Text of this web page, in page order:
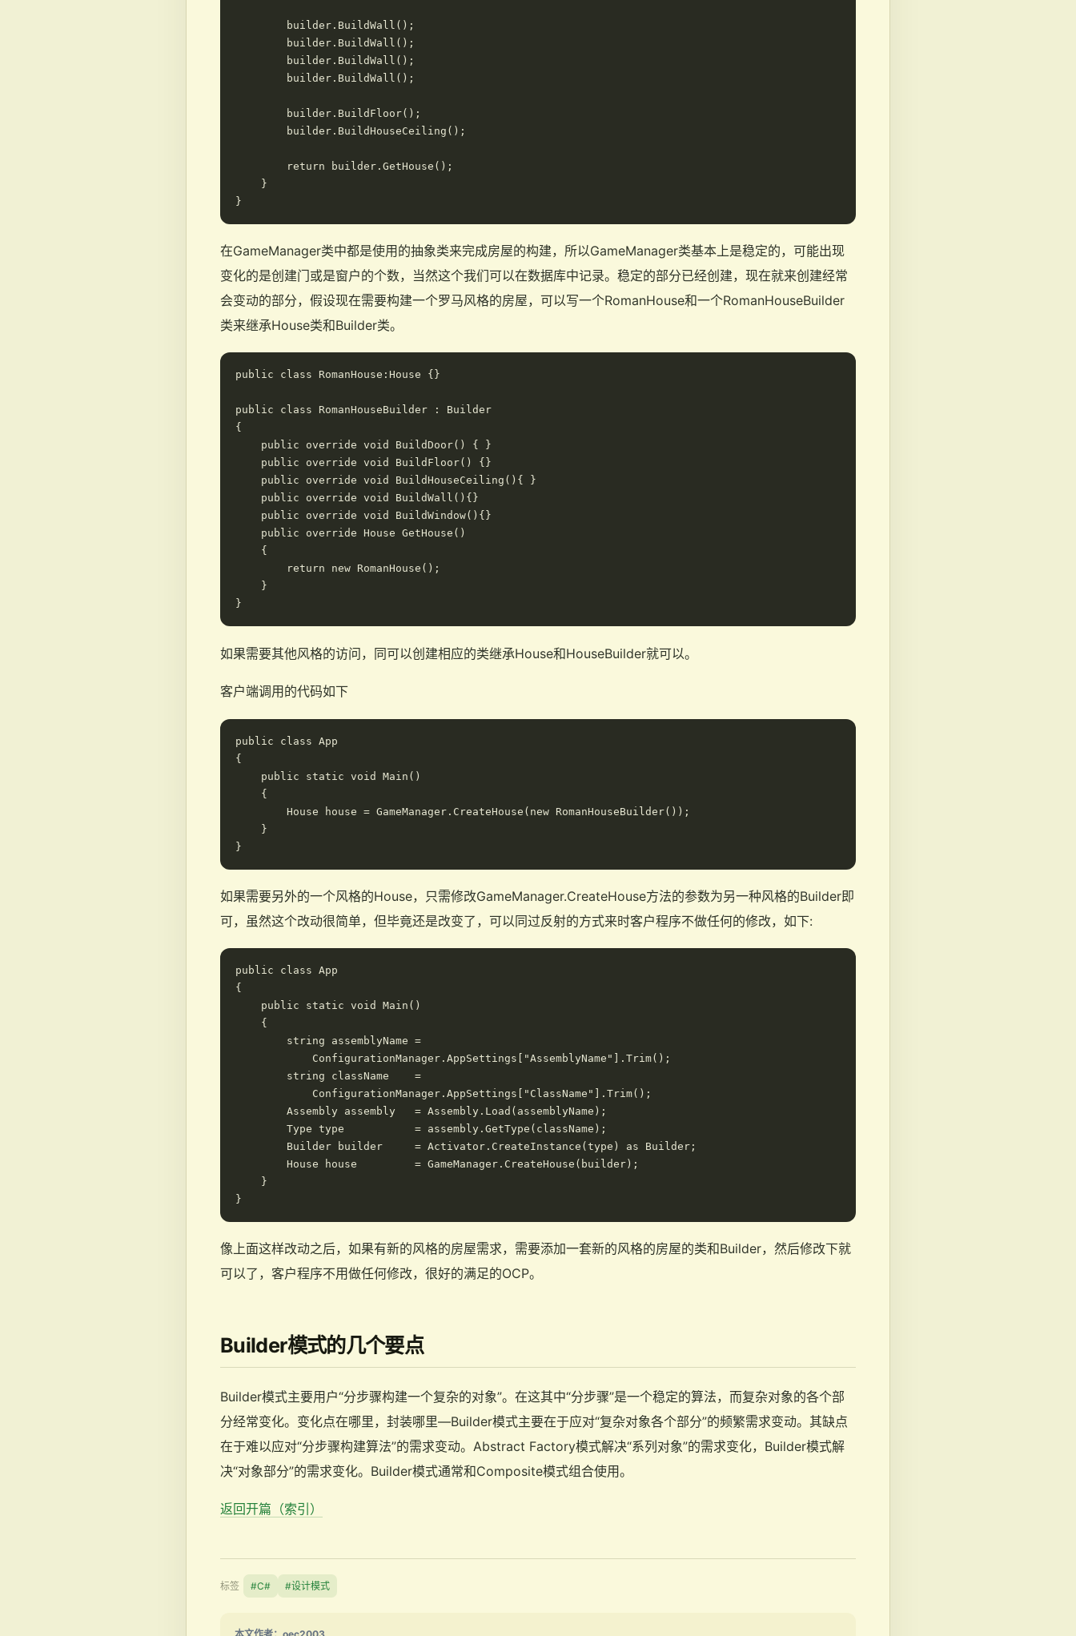
        builder.BuildWall();
        builder.BuildWall();
        builder.BuildWall();
        builder.BuildWall();
        builder.BuildFloor();
        builder.BuildHouseCeiling();
        return builder.GetHouse();
    }
在GameManager类中都是使用的抽象类来完成房屋的构建，所以GameManager类基本上是稳定的，可能出现
变化的是创建门或是窗户的个数，当然这个我们可以在数据库中记录。稳定的部分已经创建，现在就来创建经常
会变动的部分，假设现在需要构建一个罗马风格的房屋，可以写一个RomanHouse和一个RomanHouseBuilder
类来继承House类和Builder类。
public class RomanHouse:House {}
public class RomanHouseBuilder : Builder
{
    public override void BuildDoor() { }
    public override void BuildFloor() {}
    public override void BuildHouseCeiling(){ }
    public override void BuildWall(){}
    public override void BuildWindow(){}
    public override House GetHouse()
    {
        return new RomanHouse();
    }
如果需要其他风格的访问，同可以创建相应的类继承House和HouseBuilder就可以。
客户端调用的代码如下
public class App
{
    public static void Main()
    {
        House house = GameManager.CreateHouse(new RomanHouseBuilder());
    }
如果需要另外的一个风格的House，只需修改GameManager.CreateHouse方法的参数为另一种风格的Builder即
可，虽然这个改动很简单，但毕竟还是改变了，可以同过反射的方式来时客户程序不做任何的修改，如下:
public class App
{
    public static void Main()
    {
        string assemblyName =
            ConfigurationManager.AppSettings["AssemblyName"].Trim();
        string className    =
            ConfigurationManager.AppSettings["ClassName"].Trim();
        Assembly assembly   = Assembly.Load(assemblyName);
        Type type           = assembly.GetType(className);
        Builder builder     = Activator.CreateInstance(type) as Builder;
        House house         = GameManager.CreateHouse(builder);
    }
像上面这样改动之后，如果有新的风格的房屋需求，需要添加一套新的风格的房屋的类和Builder，然后修改下就
可以了，客户程序不用做任何修改，很好的满足的OCP。
Builder模式的几个要点
Builder模式主要用户“分步骤构建一个复杂的对象”。在这其中“分步骤”是一个稳定的算法，而复杂对象的各个部
分经常变化。变化点在哪里，封装哪里—Builder模式主要在于应对“复杂对象各个部分”的频繁需求变动。其缺点
在于难以应对“分步骤构建算法”的需求变动。Abstract Factory模式解决“系列对象”的需求变化，Builder模式解
决“对象部分”的需求变化。Builder模式通常和Composite模式组合使用。
返回开篇（索引）
标签 #C# #设计模式